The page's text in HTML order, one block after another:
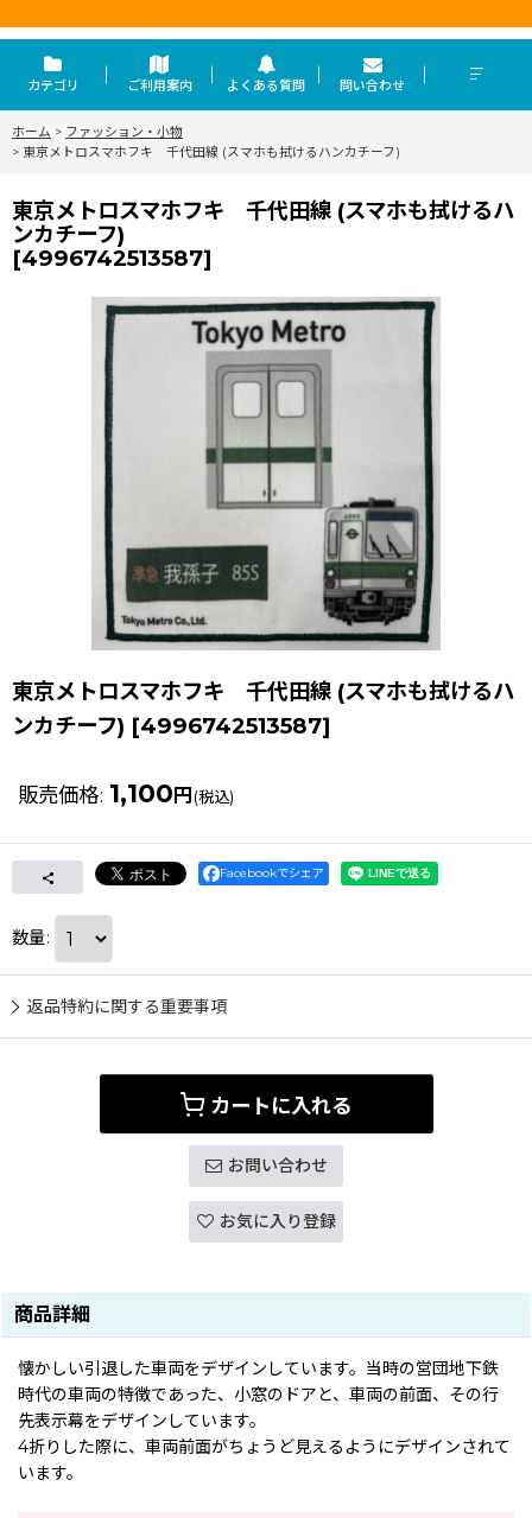
カテゴリ ご利用案内 よくある質問 問い合わせ
ホーム > ファッション・小物
> 東京メトロスマホフキ 千代田線 (スマホも拭けるハンカチーフ)
東京メトロスマホフキ 千代田線 (スマホも拭けるハ
ンカチーフ)
[4996742513587]
東京メトロスマホフキ 千代田線 (スマホも拭けるハ
ンカチーフ) [4996742513587]
販売価格: 1,100 円 (税込)
Facebookでシェア
数量:
返品特約に関する重要事項
カートに入れる
お問い合わせ
お気に入り登録
商品詳細
懐かしい引退した車両をデザインしています。当時の営団地下鉄
時代の車両の特徴であった、小窓のドアと、車両の前面、その行
先表示幕をデザインしています。
4折りした際に、車両前面がちょうど見えるようにデザインされて
います。